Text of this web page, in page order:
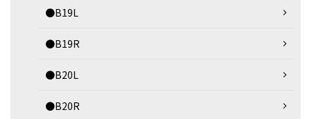
●B19L
●B19R
●B20L
●B20R